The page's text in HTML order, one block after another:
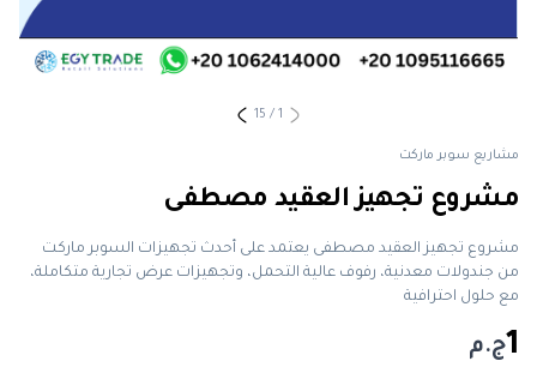
1
/
15
مشاريع سوبر ماركت
مشروع تجهيز العقيد مصطفى
مشروع تجهيز العقيد مصطفى يعتمد على أحدث تجهيزات السوبر ماركت
من جندولات معدنية، رفوف عالية التحمل، وتجهيزات عرض تجارية متكاملة،
مع حلول احترافية
1ج.م